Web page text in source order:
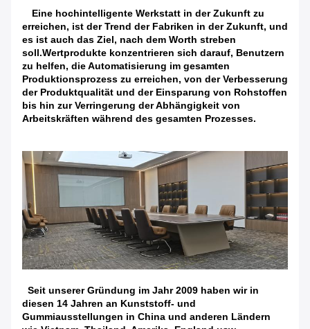
Eine hochintelligente Werkstatt in der Zukunft zu
erreichen, ist der Trend der Fabriken in der Zukunft, und
es ist auch das Ziel, nach dem Worth streben
soll.Wertprodukte konzentrieren sich darauf, Benutzern
zu helfen, die Automatisierung im gesamten
Produktionsprozess zu erreichen, von der Verbesserung
der Produktqualität und der Einsparung von Rohstoffen
bis hin zur Verringerung der Abhängigkeit von
Arbeitskräften während des gesamten Prozesses.
Seit unserer Gründung im Jahr 2009 haben wir in
diesen 14 Jahren an Kunststoff- und
Gummiausstellungen in China und anderen Ländern